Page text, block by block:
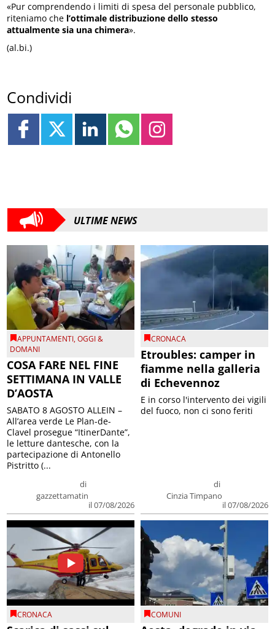
«Pur comprendendo i limiti di spesa del personale pubblico,
riteniamo che l’ottimale distribuzione dello stesso
attualmente sia una chimera».
(al.bi.)
Condividi
ULTIME NEWS
APPUNTAMENTI,OGGI &
DOMANI
COSA FARE NEL FINE
SETTIMANA IN VALLE
D’AOSTA
di
gazzettamatin
il 07/08/2026
SABATO 8 AGOSTO ALLEIN –
All’area verde Le Plan-de-
Clavel prosegue “ItinerDante”,
le letture dantesche, con la
partecipazione di Antonello
Pistritto (...
CRONACA
Etroubles: camper in
fiamme nella galleria
di Echevennoz
di
Cinzia Timpano
il 07/08/2026
E in corso l'intervento dei vigili
del fuoco, non ci sono feriti
CRONACA COMUNI